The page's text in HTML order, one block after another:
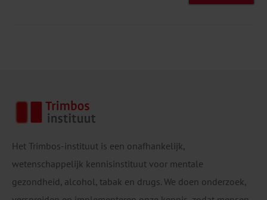
Het Trimbos-instituut is een onafhankelijk,
wetenschappelijk kennisinstituut voor mentale
gezondheid, alcohol, tabak en drugs. We doen onderzoek,